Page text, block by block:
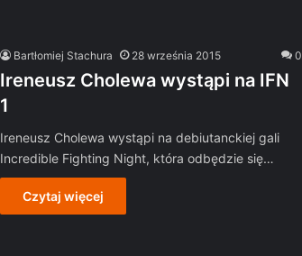
Bartłomiej Stachura 28 września 2015 0
Ireneusz Cholewa wystąpi na IFN
1
Ireneusz Cholewa wystąpi na debiutanckiej gali
Incredible Fighting Night, która odbędzie się…
Czytaj więcej